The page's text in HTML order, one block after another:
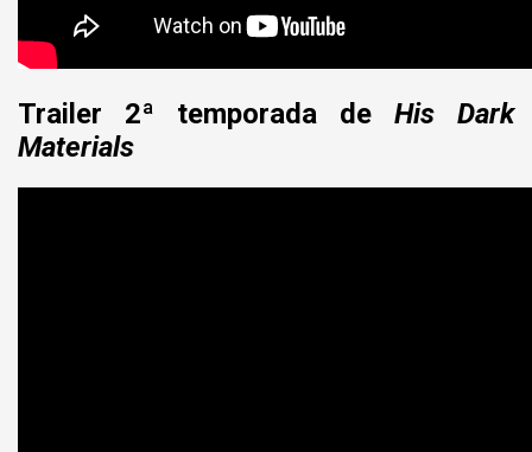
Trailer 2ª temporada de His Dark
Materials